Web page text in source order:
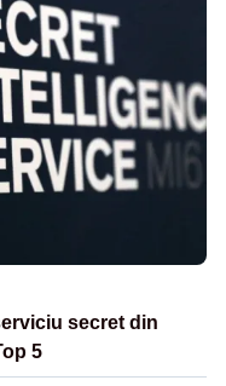
secret din
5